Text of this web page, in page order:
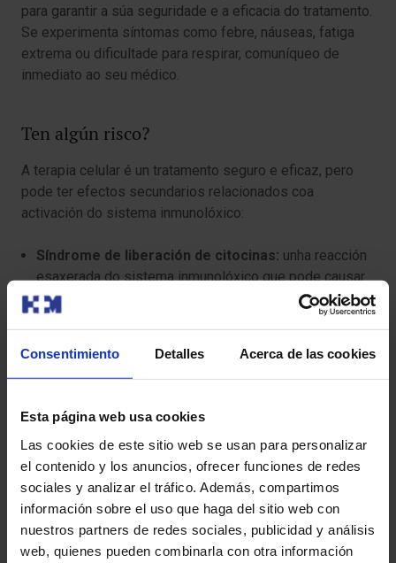
Consentimiento Detalles Acerca de las cookies
Esta página web usa cookies
Las cookies de este sitio web se usan para personalizar
el contenido y los anuncios, ofrecer funciones de redes
sociales y analizar el tráfico. Además, compartimos
información sobre el uso que haga del sitio web con
nuestros partners de redes sociales, publicidad y análisis
web, quienes pueden combinarla con otra información
para garantir a súa seguridade e a eficacia do tratamento.
Se experimenta síntomas como febre, náuseas, fatiga
extrema ou dificultade para respirar, comuníqueo de
inmediato ao seu médico.
Ten algún risco?
A terapia celular é un tratamento seguro e eficaz, pero
pode ter efectos secundarios relacionados coa
activación do sistema inmunolóxico:
Síndrome de liberación de citocinas: unha reacción
esaxerada do sistema inmunolóxico que pode causar
febre, presión arterial baixa e dificultade para respirar.
confusión, mareos ou convulsións temporais.
tratamento.
Inflamación de órganos:en raras ocasións, o
sistema inmunolóxico pode atacar tecidos sans,
causando inflamación en órganos como pulmóns,
fígado ou intestinos.